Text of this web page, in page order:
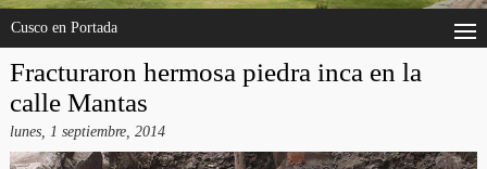
Cusco en Portada
Fracturaron hermosa piedra inca en la
calle Mantas
lunes, 1 septiembre, 2014